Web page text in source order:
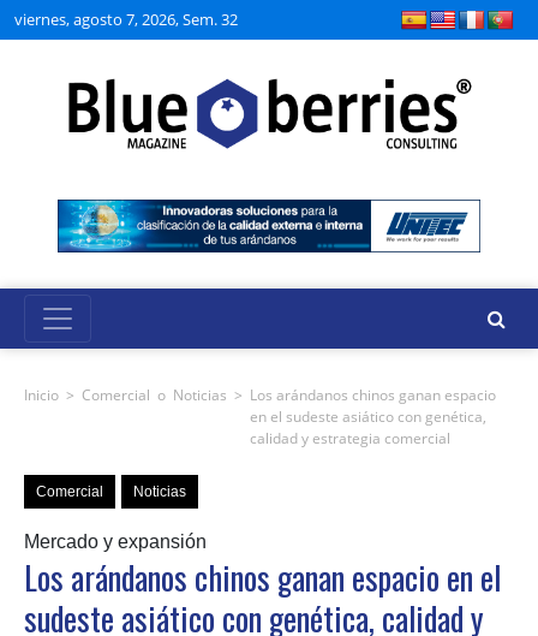
viernes, agosto 7, 2026, Sem. 32
Inicio > Comercial o Noticias > Los arándanos chinos ganan espacio
en el sudeste asiático con genética,
calidad y estrategia comercial
Comercial Noticias
Mercado y expansión
Los arándanos chinos ganan espacio en el
sudeste asiático con genética, calidad y